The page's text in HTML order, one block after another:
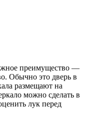
преимущество —
Обычно это дверь в
размещают на
можно сделать в
лук перед